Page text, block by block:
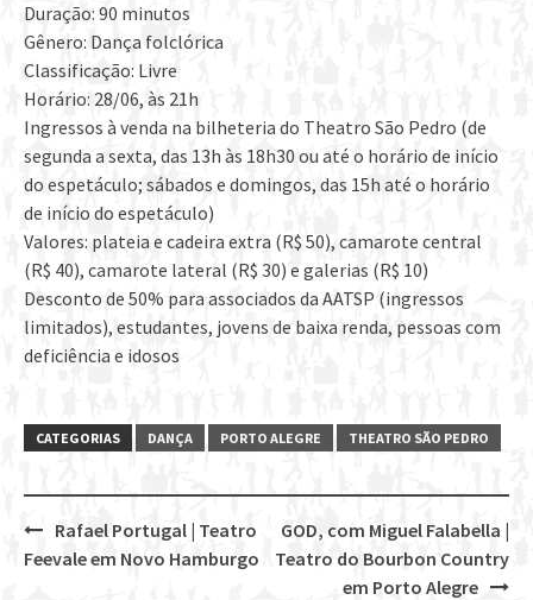
Duração: 90 minutos
Gênero: Dança folclórica
Classificação: Livre
Horário: 28/06, às 21h
Ingressos à venda na bilheteria do Theatro São Pedro (de
segunda a sexta, das 13h às 18h30 ou até o horário de início
do espetáculo; sábados e domingos, das 15h até o horário
de início do espetáculo)
Valores: plateia e cadeira extra (R$ 50), camarote central
(R$ 40), camarote lateral (R$ 30) e galerias (R$ 10)
Desconto de 50% para associados da AATSP (ingressos
limitados), estudantes, jovens de baixa renda, pessoas com
deficiência e idosos
CATEGORIAS DANÇA PORTO ALEGRE THEATRO SÃO PEDRO
Post
GOD, com Miguel Falabella |
Teatro do Bourbon Country
em Porto Alegre
Rafael Portugal | Teatro
Feevale em Novo Hamburgo